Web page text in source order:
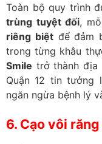
Toàn bộ quy trình
trùng tuyệt đối,
riêng biệtđể đảm
trong từng khâu
Smile trở thành địa
Quận 12 tin tưởng
ngăn ngừa bệnh lý
6. Cạo vôi